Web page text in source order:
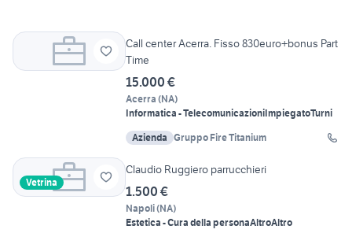
Call center Acerra. Fisso 830euro+bonus Part
Time
15.000 €
Acerra (NA)
Informatica - TelecomunicazioniImpiegatoTurni
Azienda Gruppo Fire Titanium
Vetrina
Claudio Ruggiero parrucchieri
1.500 €
Napoli(NA)
Estetica - Cura della personaAltroAltro